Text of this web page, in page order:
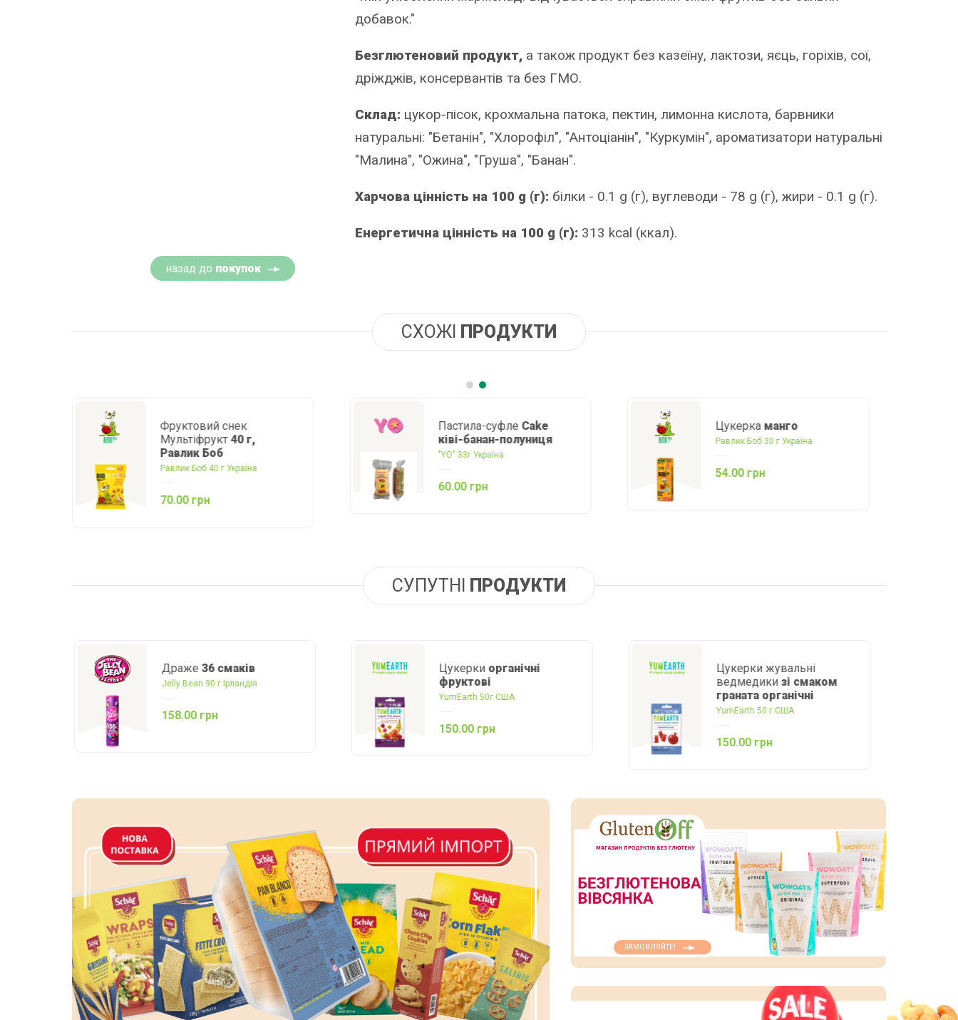
назад до покупок
добавок."
Безглютеновий продукт, а також продукт без казеїну, лактози, яєць, горіхів, сої,
дріжджів, консервантів та без ГМО.
Склад: цукор-пісок, крохмальна патока, пектин, лимонна кислота, барвники
натуральні: "Бетанін", "Хлорофіл", "Антоціанін", "Куркумін", ароматизатори натуральні
"Малина", "Ожина", "Груша", "Банан".
Харчова цінність на 100 g (г): білки - 0.1 g (г), вуглеводи - 78 g (г), жири - 0.1 g (г).
Енергетична цінність на 100 g (г): 313 kcal (ккал).
СХОЖІ ПРОДУКТИ
Пастила-суфлеCake
ківі-банан-полуниця
"YO" 33г Україна
Цукеркаманго
Равлик Боб 30 г Україна
ЛукумМіні
SHOUD'E 200 г Україна
48.00 грн
СУПУТНІ ПРОДУКТИ
Драже36 смаків
Jelly Bean 90 г Ірландія
158.00 грн
Цукеркиорганічні
фруктові
YumEarth 50г США
150.00 грн
Цукерки жувальні
ведмедикизі смаком
граната органічні
YumEarth 50 г США
150.00 грн
ЗАМОВЛЯЙТЕ!